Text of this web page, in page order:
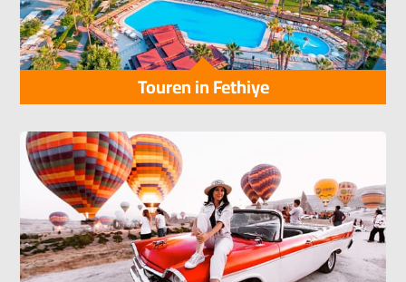
Touren in Fethiye